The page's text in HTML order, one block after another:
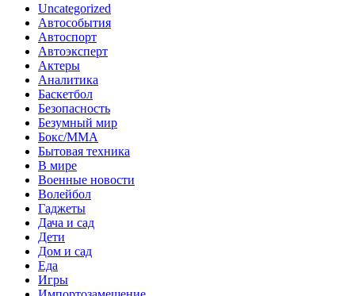
Uncategorized
Автособытия
Автоспорт
Автоэксперт
Актеры
Аналитика
Баскетбол
Безопасность
Безумный мир
Бокс/MMA
Бытовая техника
В мире
Военные новости
Волейбол
Гаджеты
Дача и сад
Дети
Дом и сад
Еда
Игры